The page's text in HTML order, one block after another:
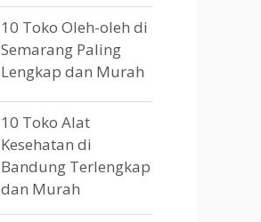
10 Toko Oleh-oleh di
Semarang Paling
Lengkap dan Murah
10 Toko Alat
Kesehatan di
Bandung Terlengkap
dan Murah